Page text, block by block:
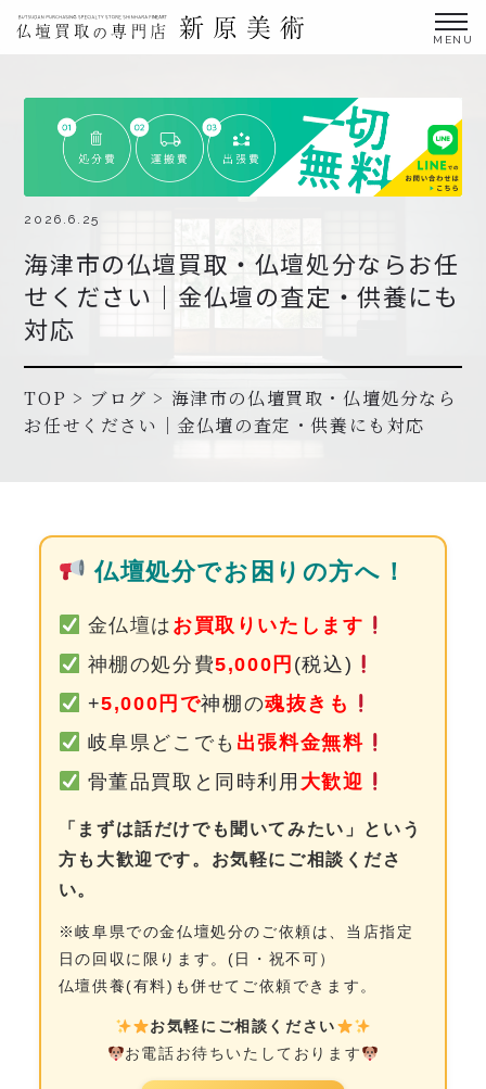
仏壇買取サービス
買取ステップ・お仏壇処分の流れ
ブログ
北陸三県外の方
よくあるご質問
協力店募集について
受付時間：24時間受付 定休日：なし
2026.6.25
海津市の仏壇買取・仏壇処分ならお任
せください｜金仏壇の査定・供養にも
対応
TOP > ブログ > 海津市の仏壇買取・仏壇処分なら
お任せください｜金仏壇の査定・供養にも対応
仏壇処分でお困りの方へ！
金仏壇は お買取りいたします
神棚の処分費5,000円 (税込)
+5,000円で神棚 の魂抜きも
岐阜県どこでも 出張料金無料
骨董品買取と同時利用 大歓迎
「まずは話だけでも聞いてみたい」という
方も大歓迎です。お気軽にご相談くださ
い。
※岐阜県での金仏壇処分のご依頼は、当店指定
日の回収に限ります。(日・祝不可）
仏壇供養(有料)も併せてご依頼できます。
お気軽にご相談ください
お電話お待ちいたしております